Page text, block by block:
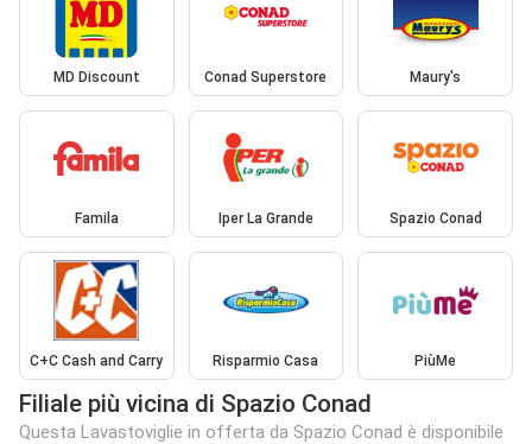
MD Discount Conad Superstore Maury's
Famila Iper La Grande Spazio Conad
C+C Cash and Carry Risparmio Casa PiùMe
Filiale più vicina di Spazio Conad
Questa Lavastoviglie in offerta da Spazio Conad è disponibile